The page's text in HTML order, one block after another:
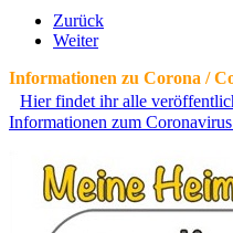
Zurück
Weiter
Informationen zu Corona /
Hier findet ihr alle
Informationen zum